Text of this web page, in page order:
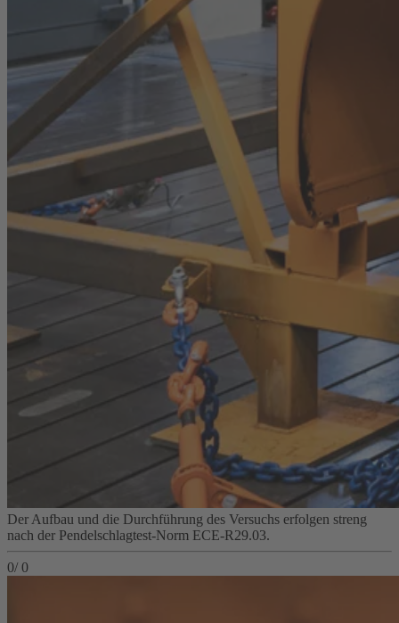
Der Aufbau und die Durchführung des Versuchs erfolgen streng
nach der Pendelschlagtest-Norm ECE‑R29.03.
0/ 0